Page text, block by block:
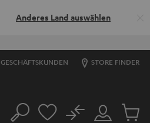
Anderes Land auswählen
GESCHÄFTSKUNDEN STORE FINDER
Suche
Mein
No